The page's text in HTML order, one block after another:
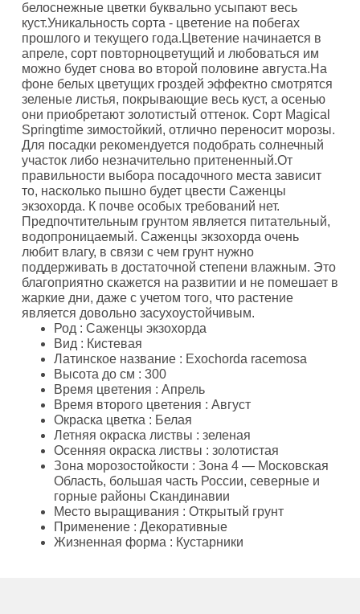
белоснежные цветки буквально усыпают весь
куст.Уникальность сорта - цветение на побегах
прошлого и текущего года.Цветение начинается в
апреле, сорт повторноцветущий и любоваться им
можно будет снова во второй половине августа.На
фоне белых цветущих гроздей эффектно смотрятся
зеленые листья, покрывающие весь куст, а осенью
они приобретают золотистый оттенок. Сорт Magical
Springtime зимостойкий, отлично переносит морозы.
Для посадки рекомендуется подобрать солнечный
участок либо незначительно притененный.От
правильности выбора посадочного места зависит
то, насколько пышно будет цвести Саженцы
экзохорда. К почве особых требований нет.
Предпочтительным грунтом является питательный,
водопроницаемый. Саженцы экзохорда очень
любит влагу, в связи с чем грунт нужно
поддерживать в достаточной степени влажным. Это
благоприятно скажется на развитии и не помешает в
жаркие дни, даже с учетом того, что растение
является довольно засухоустойчивым.
Род : Саженцы экзохорда
Вид : Кистевая
Латинское название : Exochorda racemosa
Высота до см : 300
Время цветения : Апрель
Время второго цветения : Август
Окраска цветка : Белая
Летняя окраска листвы : зеленая
Осенняя окраска листвы : золотистая
Зона морозостойкости : Зона 4 — Московская
Область, большая часть России, северные и
горные районы Скандинавии
Место выращивания : Открытый грунт
Применение : Декоративные
Жизненная форма : Кустарники